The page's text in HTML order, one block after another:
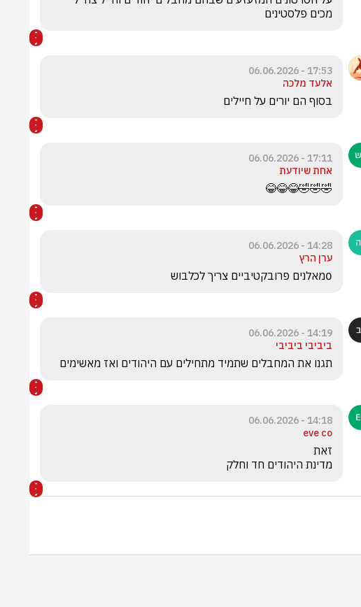
מכים פלסטינים
17:53 - 06.06.2026
אלעד מלכה
בסוף הם יורים על חיילים
17:11 - 06.06.2026
אחת שיודעת
🤣🤣🤣😂😂😂
14:28 - 06.06.2026
ערן הרץ
0מאלנים פרובקטיביים צריך לכלבוש
14:19 - 06.06.2026
ביביבי ביביבי
תגנו את המחבלים שתמיד מתחילים עם היהודים ואז מאשימים
14:18 - 06.06.2026
eve co
מדינת היהודים חד וחלק